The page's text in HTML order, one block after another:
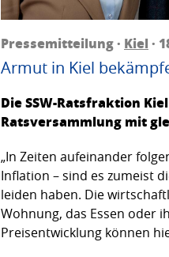
Pressemitteilung · Kiel ·
Armut in Kiel
Die SSW-Ratsfraktion
Ratsversammlung mit
„In Zeiten aufeinander
Inflation – sind es zumeist
leiden haben. Die
Wohnung, das Essen oder
Preisentwicklung können